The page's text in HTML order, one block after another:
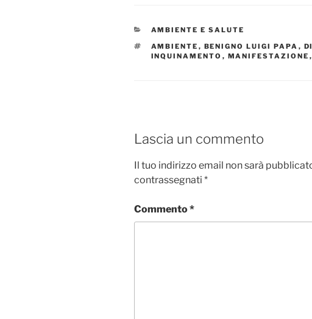
e
b
o
o
d
o
l
di
vi
di
CATEGORIE
AMBIENTE E SALUTE
TAG
AMBIENTE , BENIGNO LUIGI PAPA ,
INQUINAMENTO , MANIFESTAZIONE ,
Lascia un commento
Il tuo indirizzo email non sarà
contrassegnati *
Commento*